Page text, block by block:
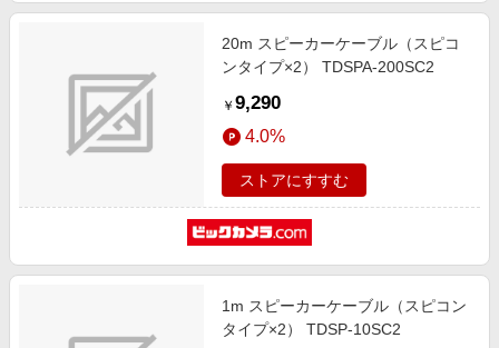
20m スピーカーケーブル（スピコ
ンタイプ×2） TDSPA-200SC2
￥ 9,290
4.0%
ストアにすすむ
1m スピーカーケーブル（スピコン
タイプ×2） TDSP-10SC2